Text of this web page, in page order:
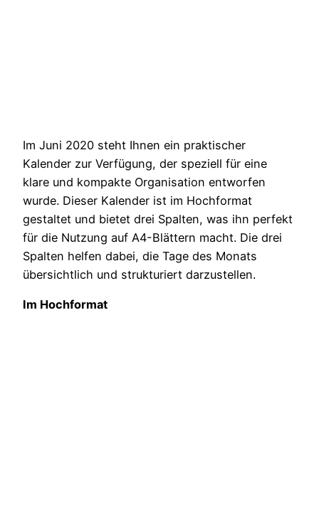
Im Juni 2020 steht Ihnen ein praktischer
Kalender zur Verfügung, der speziell für eine
klare und kompakte Organisation entworfen
wurde. Dieser Kalender ist im Hochformat
gestaltet und bietet drei Spalten, was ihn perfekt
für die Nutzung auf A4-Blättern macht. Die drei
Spalten helfen dabei, die Tage des Monats
übersichtlich und strukturiert darzustellen.
Im Hochformat